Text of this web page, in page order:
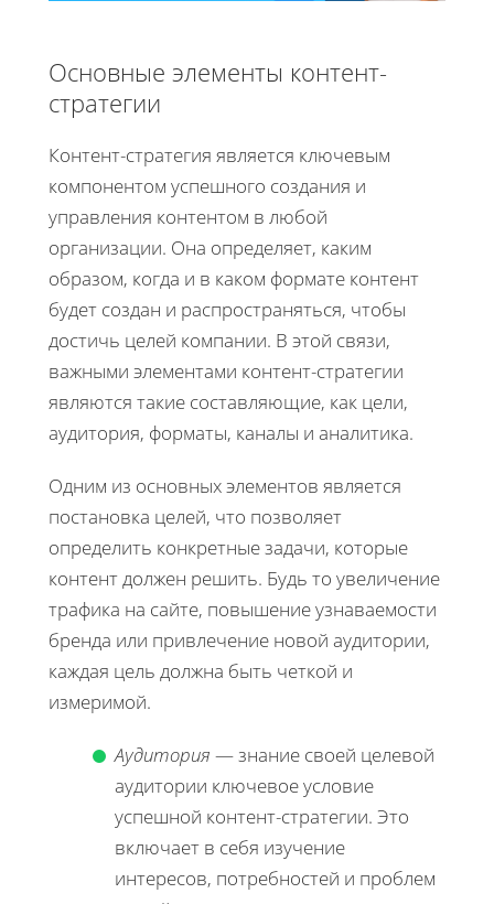
Основные элементы контент-
стратегии
Контент-стратегия является ключевым
компонентом успешного создания и
управления контентом в любой
организации. Она определяет, каким
образом, когда и в каком формате контент
будет создан и распространяться, чтобы
достичь целей компании. В этой связи,
важными элементами контент-стратегии
являются такие составляющие, как цели,
аудитория, форматы, каналы и аналитика.
Одним из основных элементов является
постановка целей, что позволяет
определить конкретные задачи, которые
контент должен решить. Будь то увеличение
трафика на сайте, повышение узнаваемости
бренда или привлечение новой аудитории,
каждая цель должна быть четкой и
измеримой.
Аудитория — знание своей целевой
аудитории ключевое условие
успешной контент-стратегии. Это
включает в себя изучение
интересов, потребностей и проблем